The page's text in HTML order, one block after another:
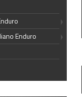
Enduro